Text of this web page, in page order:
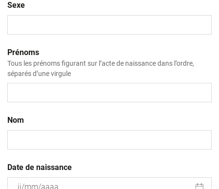
Sexe
Prénoms
Tous les prénoms figurant sur l’acte de naissance dans l’ordre,
séparés d’une virgule
Nom
Date de naissance